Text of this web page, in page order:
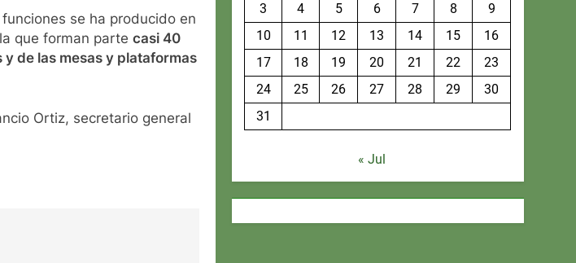
se ha producido en
que forman parte casi 40
de las mesas y plataformas
Ortiz, secretario general
3
4 5 6 7 8
9
10
11 12 13 14 15
16
17
18 19 20 21 22
23
24
25 26 27 28 29
30
31
« Jul